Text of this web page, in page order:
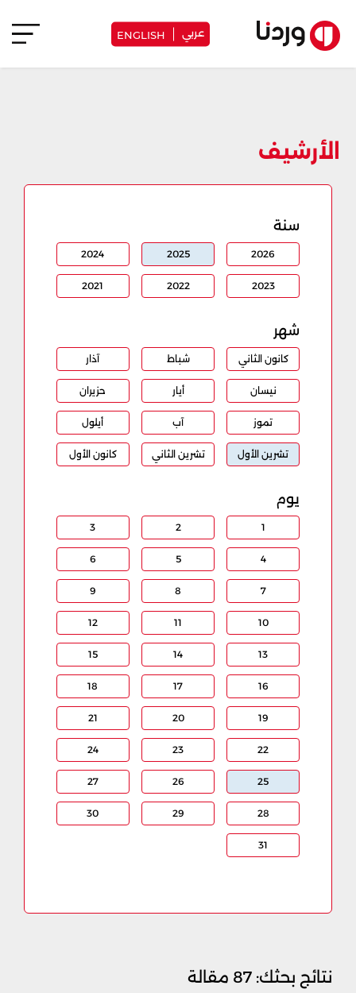
عربي ENGLISH
الأرشيف
سنة
2026
2025
2024
2023
2022
2021
شهر
كانون الثاني شباط آذار
نيسان أيار حزيران
تموز آب أيلول
تشرين الأول تشرين الثاني كانون الأول
يوم
1
2
3
4
5
6
7
8
9
10
11
12
13
14
15
16
17
18
19
20
21
22
23
24
25
26
27
28
29
30
31
نتائج بحثك: 87 مقالة